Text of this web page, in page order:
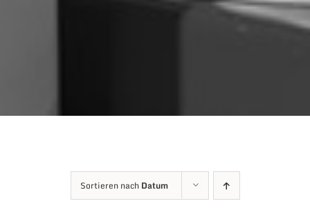
Sortieren nach Datum